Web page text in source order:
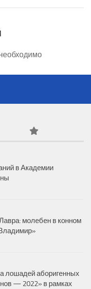
в Академии
молебен в конном
лошадей аборигенных
— 2022» в рамках